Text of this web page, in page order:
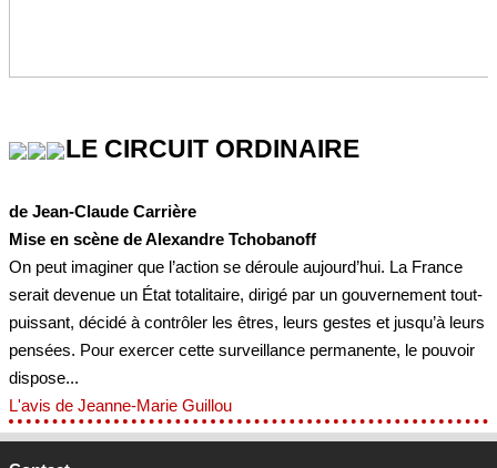
LE CIRCUIT ORDINAIRE
de Jean-Claude Carrière
Mise en scène de Alexandre Tchobanoff
On peut imaginer que l’action se déroule aujourd’hui. La France
serait devenue un État totalitaire, dirigé par un gouvernement tout-
puissant, décidé à contrôler les êtres, leurs gestes et jusqu’à leurs
pensées. Pour exercer cette surveillance permanente, le pouvoir
dispose...
L'avis de Jeanne-Marie Guillou